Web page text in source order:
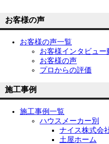
お客様の声
お客様の声一覧
お客様インタビュー
お客様の声
プロからの評価
施工事例
施工事例一覧
ハウスメーカー別
ナイス株式会
土屋ホーム